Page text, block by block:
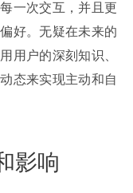
一次交互，并且更
好。无疑在未来的
用户的深刻知识、
态来实现主动和自
影响